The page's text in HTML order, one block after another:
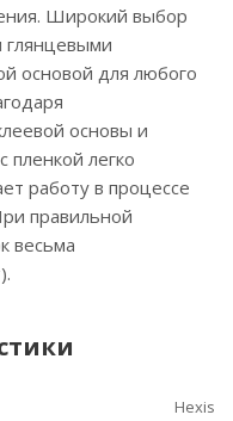
Широкий выбор
основой для любого
основы и
пленкой легко
работу в процессе
правильной
весьма
Hexis